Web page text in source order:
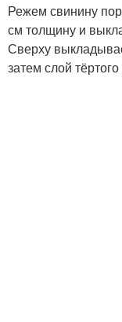
Режем свинину
см толщину и
Сверху
затем слой